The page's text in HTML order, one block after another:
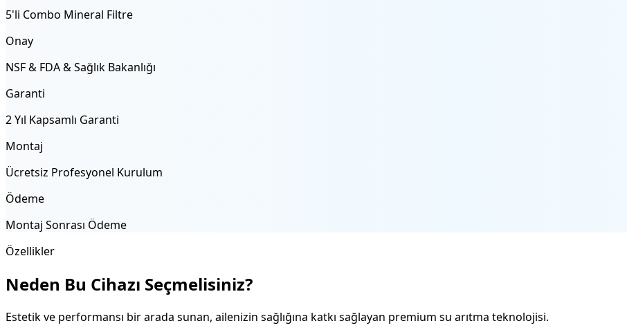
5'li Combo Mineral Filtre
Onay
NSF & FDA & Sağlık Bakanlığı
Garanti
2 Yıl Kapsamlı Garanti
Montaj
Ücretsiz Profesyonel Kurulum
Ödeme
Montaj Sonrası Ödeme
Özellikler
Neden Bu Cihazı Seçmelisiniz?
Estetik ve performansı bir arada sunan, ailenizin sağlığına katkı sağlayan premium su arıtma teknolojisi.